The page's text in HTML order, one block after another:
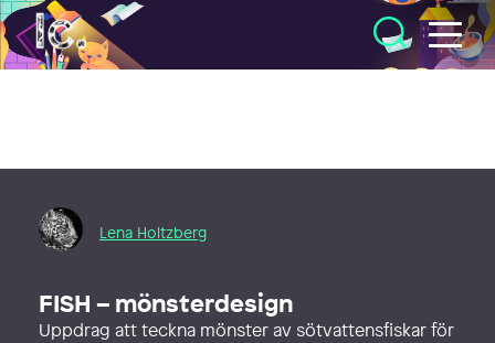
Illustratörcentrum
Lena Holtzberg
FISH – mönsterdesign
Uppdrag att teckna mönster av sötvattensfiskar för